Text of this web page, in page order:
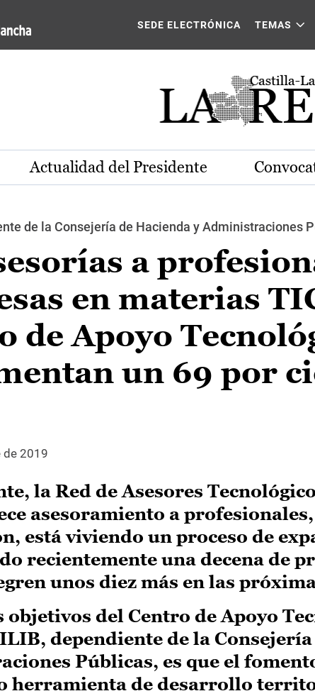
SEDE ELECTRÓNICA TEMAS
Actualidad del Presidente
de la Consejería de Hacienda y Administraciones
a
en materias
de Apoyo
un 69 por
de 2019
la Red de Asesores
asesoramiento a
está viviendo un proceso de
recientemente una decena de
unos diez más en las
objetivos del Centro de Apoyo
dependiente de la
Públicas, es que el
herramienta de desarrollo